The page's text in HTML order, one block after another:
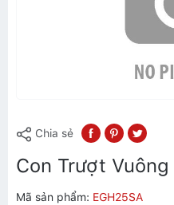
Chia sẻ
Con Trượt Vuông
Mã sản phẩm: EGH25SA